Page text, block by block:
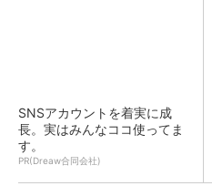
SNSアカウントを着実に成
長。実はみんなココ使ってま
す。
PR(Dreaw合同会社)